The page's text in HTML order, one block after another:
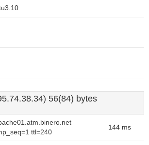
56(84) bytes
ttl=240
144 ms